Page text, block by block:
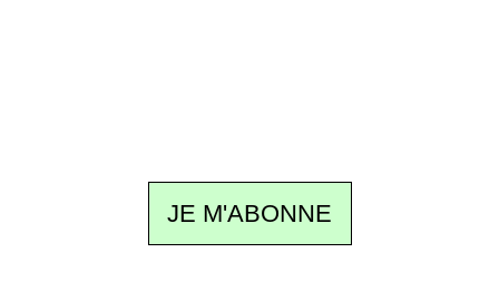
JE M'ABONNE